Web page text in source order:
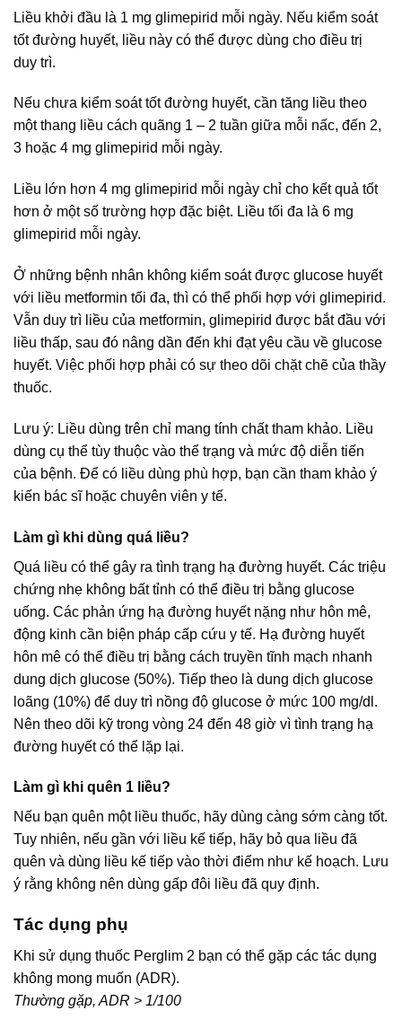
Liều khởi đầu là 1 mg glimepirid mỗi ngày. Nếu kiểm soát
tốt đường huyết, liều này có thể được dùng cho điều trị
duy trì.
Nếu chưa kiểm soát tốt đường huyết, cần tăng liều theo
một thang liều cách quãng 1 – 2 tuần giữa mỗi nấc, đến 2,
3 hoặc 4 mg glimepirid mỗi ngày.
Liều lớn hơn 4 mg glimepirid mỗi ngày chỉ cho kết quả tốt
hơn ở một số trường hợp đặc biệt. Liều tối đa là 6 mg
glimepirid mỗi ngày.
Ở những bệnh nhân không kiểm soát được glucose huyết
với liều metformin tối đa, thì có thể phối hợp với glimepirid.
Vẫn duy trì liều của metformin, glimepirid được bắt đầu với
liều thấp, sau đó nâng dần đến khi đạt yêu cầu về glucose
huyết. Việc phối hợp phải có sự theo dõi chặt chẽ của thầy
thuốc.
Lưu ý: Liều dùng trên chỉ mang tính chất tham khảo. Liều
dùng cụ thể tùy thuộc vào thể trạng và mức độ diễn tiến
của bệnh. Để có liều dùng phù hợp, bạn cần tham khảo ý
kiến bác sĩ hoặc chuyên viên y tế.
Làm gì khi dùng quá liều?
Quá liều có thể gây ra tình trạng hạ đường huyết. Các triệu
chứng nhẹ không bất tỉnh có thể điều trị bằng glucose
uống. Các phản ứng hạ đường huyết nặng như hôn mê,
động kinh cần biện pháp cấp cứu y tế. Hạ đường huyết
hôn mê có thể điều trị bằng cách truyền tĩnh mạch nhanh
dung dịch glucose (50%). Tiếp theo là dung dịch glucose
loãng (10%) để duy trì nồng độ glucose ở mức 100 mg/dl.
Nên theo dõi kỹ trong vòng 24 đến 48 giờ vì tình trạng hạ
đường huyết có thể lặp lại.
Làm gì khi quên 1 liều?
Nếu bạn quên một liều thuốc, hãy dùng càng sớm càng tốt.
Tuy nhiên, nếu gần với liều kế tiếp, hãy bỏ qua liều đã
quên và dùng liều kế tiếp vào thời điểm như kế hoạch. Lưu
ý rằng không nên dùng gấp đôi liều đã quy định.
Tác dụng phụ
Khi sử dụng thuốc Perglim 2 bạn có thể gặp các tác dụng
không mong muốn (ADR).
Thường gặp, ADR > 1/100